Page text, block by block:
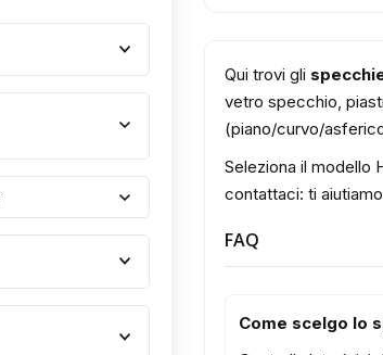
Qui trovi gli
vetro specchio,
(piano/curvo/
Seleziona il modello
contattaci: ti
FAQ
Come scelgo lo